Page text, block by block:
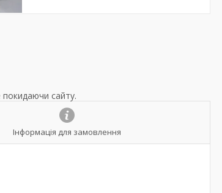
покидаючи сайту.
Інформація для замовлення